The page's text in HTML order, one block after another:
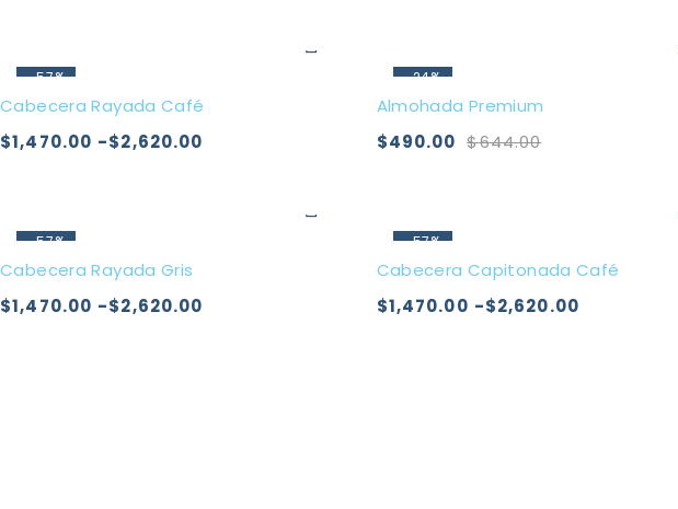
-57%
Cabecera Rayada Café
$1,470.00 -$2,620.00
-24%
Almohada Premium
$644.00
$490.00
-57%
Cabecera Rayada Gris
$1,470.00 -$2,620.00
-57%
Cabecera Capitonada Café
$1,470.00 -$2,620.00